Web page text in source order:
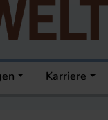
Karriere